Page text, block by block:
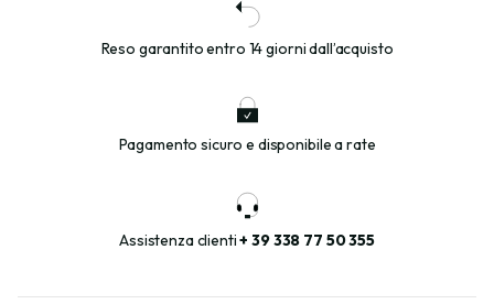
Reso garantito entro 14 giorni dall’acquisto
Pagamento sicuro e disponibile a rate
Assistenza clienti+ 39 338 77 50 355